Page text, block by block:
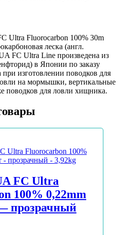
Ultra Fluorocarbon 100% 30m
леска (англ.
FC Ultra Line произведена из
в Японии по заказу
изготовлении поводков для
на мормышки, вертикальные
поводков для ловли хищника.
FC Ultra
100% 0,22mm
прозрачный